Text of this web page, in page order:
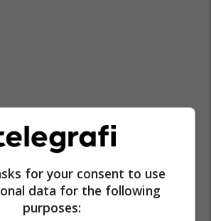
for your consent to use
data for the following
purposes: